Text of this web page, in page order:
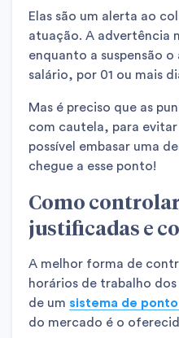
Elas são um alerta ao
atuação. A advertência
enquanto a suspensão
salário, por 01 ou mais
Mas é preciso que as
com cautela, para evitar
possível embasar uma
chegue a esse ponto!
Como
justificadas e
A melhor forma de
horários de trabalho
de um sistema de
do mercado é o